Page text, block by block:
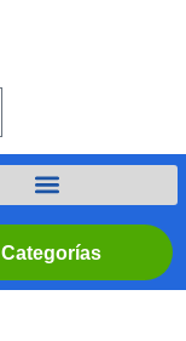
Categorías